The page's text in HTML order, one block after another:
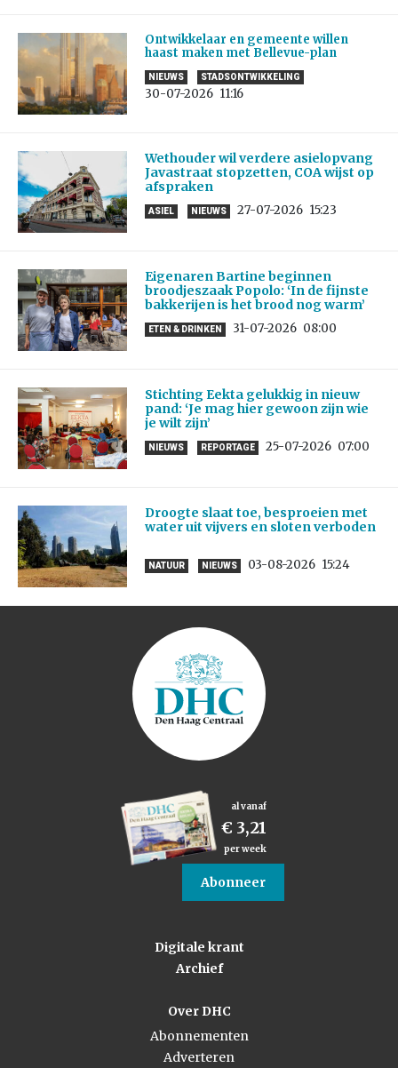
Ontwikkelaar en gemeente willen
haast maken met Bellevue-plan
NIEUWS STADSONTWIKKELING
30-07-2026 11:16
Wethouder wil verdere asielopvang
Javastraat stopzetten, COA wijst op
afspraken
ASIEL NIEUWS 27-07-2026 15:23
Eigenaren Bartine beginnen
broodjeszaak Popolo: ‘In de fijnste
bakkerijen is het brood nog warm’
ETEN & DRINKEN 31-07-2026 08:00
Stichting Eekta gelukkig in nieuw
pand: ‘Je mag hier gewoon zijn wie
je wilt zijn’
NIEUWS REPORTAGE 25-07-2026 07:00
Droogte slaat toe, besproeien met
water uit vijvers en sloten verboden
NATUUR NIEUWS 03-08-2026 15:24
al vanaf
€ 3,21
per week
Abonneer
Digitale krant
Archief
Over DHC
Abonnementen
Adverteren